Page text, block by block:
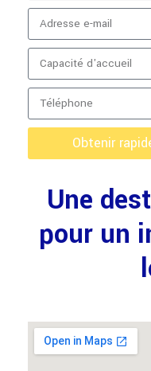
Obtenir
Une
pour un